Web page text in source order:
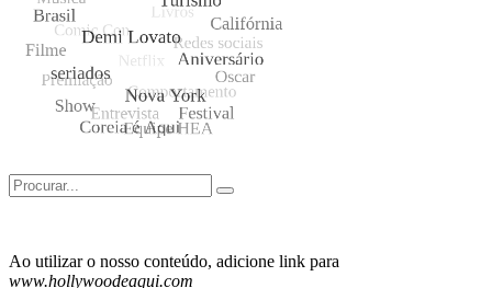
Search
for:
Ao utilizar o nosso conteúdo, adicione link para
www.hollywoodeaqui.com